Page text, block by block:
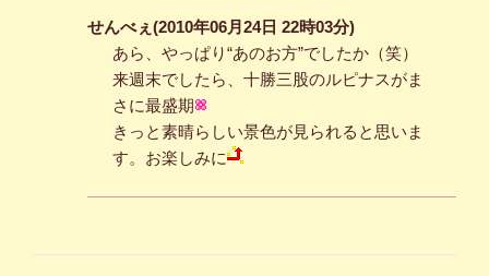
せんべぇ(2010年06月24日 22時03分)
あら、やっぱり“あのお方”でしたか（笑）
来週末でしたら、十勝三股のルピナスがま
さに最盛期
きっと素晴らしい景色が見られると思いま
す。お楽しみに